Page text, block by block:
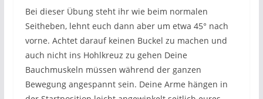
Bei dieser Übung steht ihr wie beim normalen
Seitheben, lehnt euch dann aber um etwa 45° nach
vorne. Achtet darauf keinen Buckel zu machen und
auch nicht ins Hohlkreuz zu gehen Deine
Bauchmuskeln müssen während der ganzen
Bewegung angespannt sein. Deine Arme hängen in